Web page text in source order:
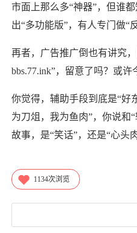
市面上那么多“神器”，但谁
出“多功能版”，有人专门做“
再者，广告推广倒也有讲究
bbs.77.ink”，留意了吗？或
你觉得，辅助手段到底是“好
为刀俎，我为鱼肉”，你说和
故事，是“笑话”，还是“心头肉
1134次浏览